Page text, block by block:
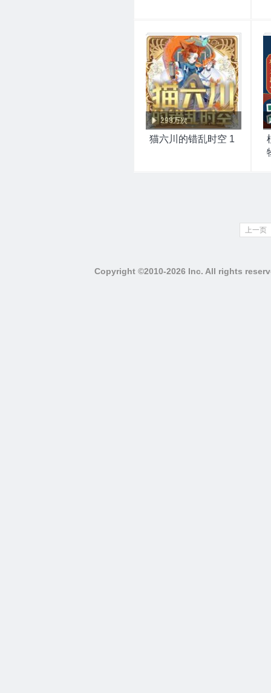
298万次
猫六川的错乱时空 1
上一页
Copyright ©2010-2026 Inc. All rights